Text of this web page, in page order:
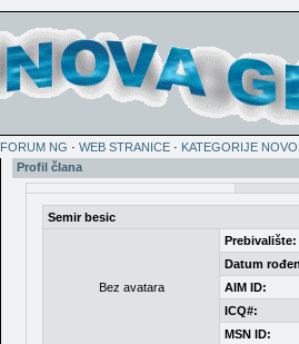
FORUM NG · WEB STRANICE · KATEGORIJE
Profil člana
Semir besic
Bez avatara
Prebivalište:
Datum
AIM ID:
ICQ#:
MSN ID: